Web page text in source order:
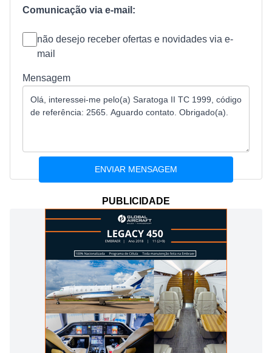
Comunicação via e-mail:
não desejo receber ofertas e novidades via e-
mail
Mensagem
PUBLICIDADE